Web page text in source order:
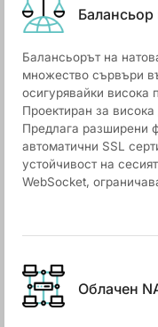
Балансьор
Балансьорът на
множество сървъри
осигурявайки висока
Проектиран за
Предлага разширени
автоматични SSL
устойчивост на
WebSocket,
Облачен